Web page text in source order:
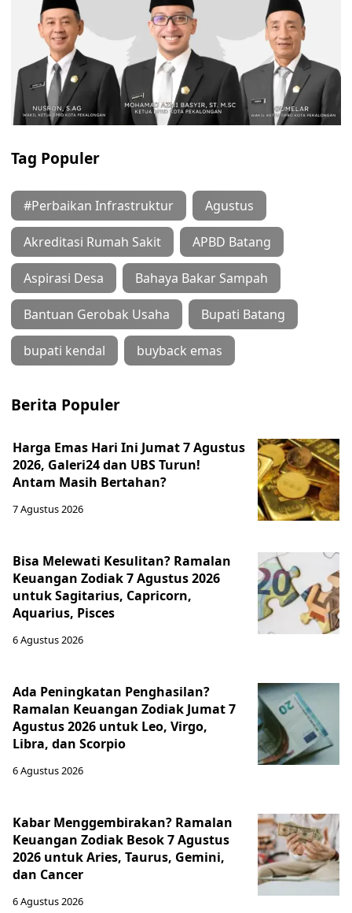
Tag Populer
#Perbaikan Infrastruktur Agustus
Akreditasi Rumah Sakit APBD Batang
Aspirasi Desa Bahaya Bakar Sampah
Bantuan Gerobak Usaha Bupati Batang
bupati kendal buyback emas
Berita Populer
Harga Emas Hari Ini Jumat 7 Agustus
2026, Galeri24 dan UBS Turun!
Antam Masih Bertahan?
7 Agustus 2026
Bisa Melewati Kesulitan? Ramalan
Keuangan Zodiak 7 Agustus 2026
untuk Sagitarius, Capricorn,
Aquarius, Pisces
6 Agustus 2026
Ada Peningkatan Penghasilan?
Ramalan Keuangan Zodiak Jumat 7
Agustus 2026 untuk Leo, Virgo,
Libra, dan Scorpio
6 Agustus 2026
Kabar Menggembirakan? Ramalan
Keuangan Zodiak Besok 7 Agustus
2026 untuk Aries, Taurus, Gemini,
dan Cancer
6 Agustus 2026